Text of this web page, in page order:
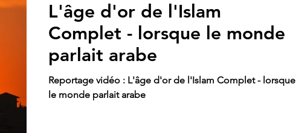
L'âge d'or de l'Islam
Complet - lorsque le monde
parlait arabe
Reportage vidéo : L'âge d'or de l'Islam Complet - lorsque
le monde parlait arabe